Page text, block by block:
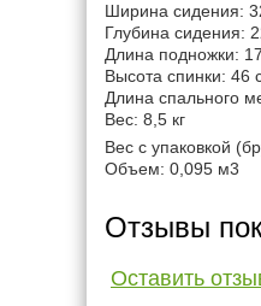
Ширина сидения:
Глубина сидения:
Длина подножки:
Высота спинки: 46
Длина спального
Вес: 8,5 кг
Вес с упаковкой
Объем: 0,095 м3
Отзывы
Оставить